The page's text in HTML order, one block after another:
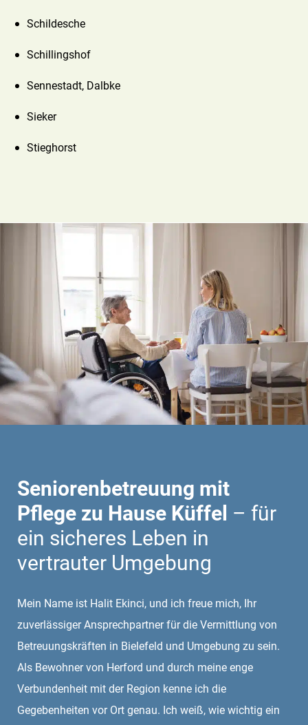
Schildesche
Schillingshof
Sennestadt, Dalbke
Sieker
Stieghorst
Seniorenbetreuung mit
Pflege zu Hause Küffel – für
ein sicheres Leben in
vertrauter Umgebung
Mein Name ist Halit Ekinci, und ich freue mich, Ihr
zuverlässiger Ansprechpartner für die Vermittlung von
Betreuungskräften in Bielefeld und Umgebung zu sein.
Als Bewohner von Herford und durch meine enge
Verbundenheit mit der Region kenne ich die
Gegebenheiten vor Ort genau. Ich weiß, wie wichtig ein